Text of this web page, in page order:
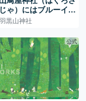
ゃ）にはブルーイン
ぐじがあるんです。
黒山神社
公式